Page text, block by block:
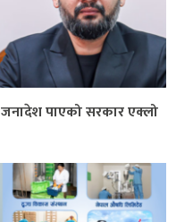
पाएको सरकार एक्लो